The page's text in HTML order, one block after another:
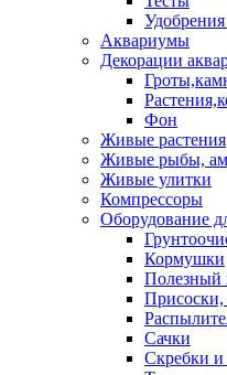
Аквариумы
Декорации
Фон
Живые растения
Живые рыбы,
Живые улитки
Компрессоры
Оборудование
Кормушки
Полезный
Сачки
Скребки